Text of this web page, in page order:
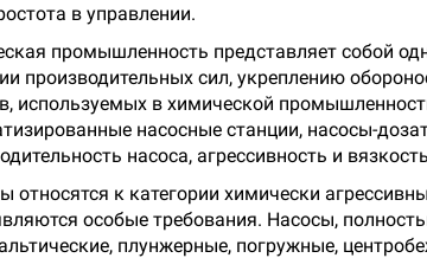
в управлении.
промышленность представляет собой
производительных сил, укреплению
используемых в химической
насосные станции, насосы-
насоса, агрессивность и
относятся к категории химически
особые требования. Насосы,
плунжерные, погружные,